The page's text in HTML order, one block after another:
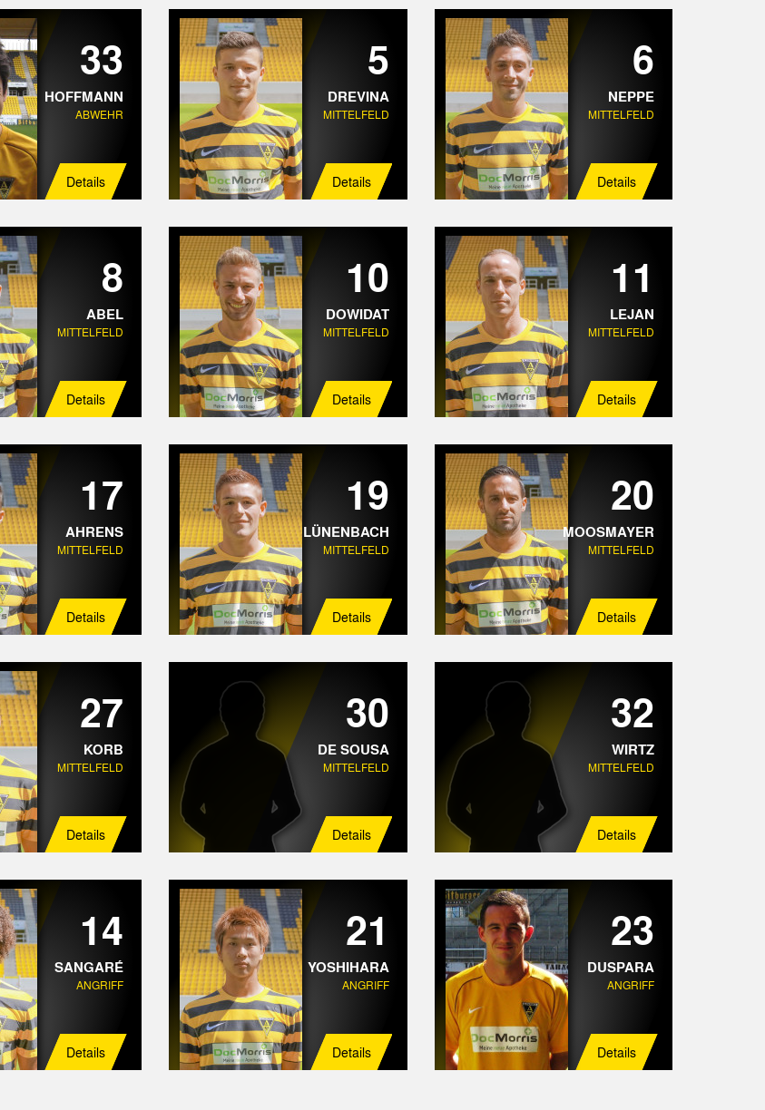
33
HOFFMANN
ABWEHR
Details
5
DREVINA
MITTELFELD
Details
6
NEPPE
MITTELFELD
Details
8
ABEL
MITTELFELD
Details
10
DOWIDAT
MITTELFELD
Details
11
LEJAN
MITTELFELD
Details
17
AHRENS
MITTELFELD
Details
19
LÜNENBACH
MITTELFELD
Details
20
MOOSMAYER
MITTELFELD
Details
27
KORB
MITTELFELD
Details
30
DE SOUSA
MITTELFELD
Details
32
WIRTZ
MITTELFELD
Details
14
SANGARÉ
ANGRIFF
Details
21
YOSHIHARA
ANGRIFF
Details
23
DUSPARA
ANGRIFF
Details